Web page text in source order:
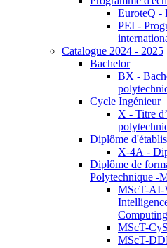
EuroteQ -
PEI -
Catalogue 2024 - 2025
Bachelor
BX -
Cycle Ingénieur
X - Titre
Diplôme
X-4A -
Diplôme de
Polytechnique -
MScT-AI-
Computing
MScT-
MScT-